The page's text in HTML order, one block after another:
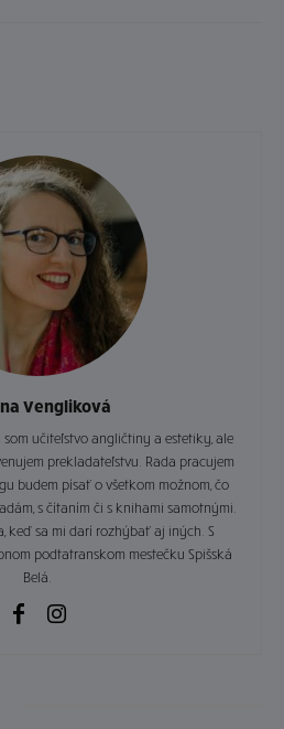
Vengliková
učiteľstvo angličtiny a estetiky, ale
prekladateľstvu. Rada pracujem
budem písať o všetkom možnom, čo
s čítaním či s knihami samotnými.
keď sa mi darí rozhýbať aj iných. S
podtatranskom mestečku Spišská
Belá.